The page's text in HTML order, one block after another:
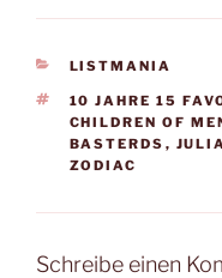
KATEGORIEN
LISTMANIA
SCHLAGWÖRTER
10 JAHRE 15
CHILDREN OF
BASTERDS ,
ZODIAC
Schreibe einen